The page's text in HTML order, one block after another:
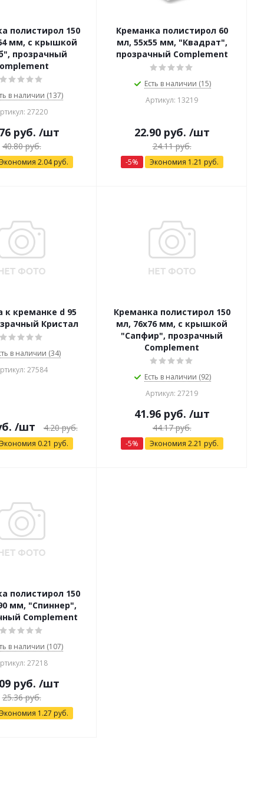
полистирол 150
мм, с крышкой
прозрачный
в наличии (137)
27220
руб. /шт
40.80руб.
2.04руб.
Креманка полистирол 60
мл, 55х55 мм, "Квадрат",
прозрачный Complement
Есть в наличии (15)
Артикул: 13219
22.90руб. /шт
24.11руб.
-5% Экономия 1.21 руб.
креманке d 95
Кристал
в наличии (34)
27584
/шт 4.20руб.
0.21 руб.
Креманка полистирол 150
мл, 76х76 мм, с крышкой
"Сапфир", прозрачный
Complement
Есть в наличии (92)
Артикул: 27219
41.96руб. /шт
44.17руб.
-5% Экономия 2.21 руб.
полистирол 150
мм, "Спиннер",
Complement
в наличии (107)
27218
руб. /шт
25.36руб.
1.27 руб.